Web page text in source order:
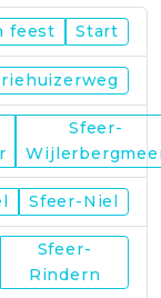
feest Start
Sfeer-
Sfeer-Niel
Sfeer-
Rindern